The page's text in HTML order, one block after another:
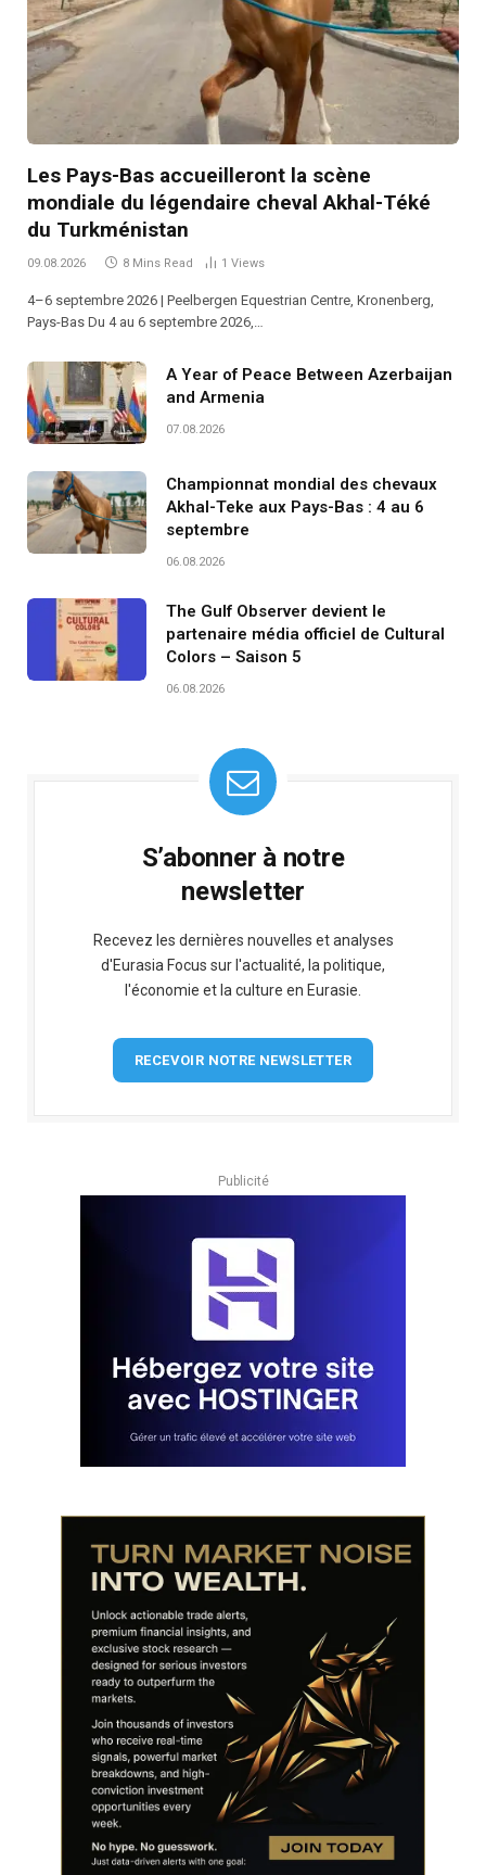
Les Pays-Bas accueilleront la scène
mondiale du légendaire cheval Akhal-Téké
du Turkménistan
09.08.2026 8 Mins Read 1 Views
4–6 septembre 2026 | Peelbergen Equestrian Centre, Kronenberg,
Pays-Bas Du 4 au 6 septembre 2026,…
A Year of Peace Between Azerbaijan
and Armenia
07.08.2026
Championnat mondial des chevaux
Akhal-Teke aux Pays-Bas : 4 au 6
septembre
06.08.2026
The Gulf Observer devient le
partenaire média officiel de Cultural
Colors – Saison 5
06.08.2026
S’abonner à notre
newsletter
Recevez les dernières nouvelles et analyses
d'Eurasia Focus sur l'actualité, la politique,
l'économie et la culture en Eurasie.
RECEVOIR NOTRE NEWSLETTER
Publicité